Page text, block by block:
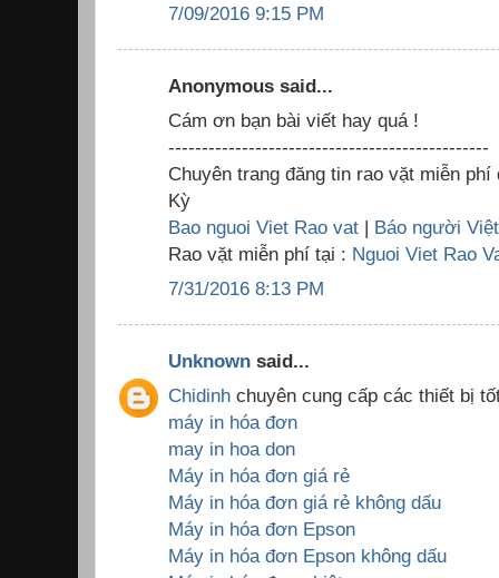
7/09/2016 9:15 PM
Anonymous said...
Cám ơn bạn bài viết hay quá !
------------------------------------------------
Chuyên trang đăng tin rao vặt miễn
Kỳ
Bao nguoi Viet Rao vat | Báo người
Rao vặt miễn phí tại : Nguoi Viet Rao
7/31/2016 8:13 PM
Unknown said...
Chidinh chuyên cung cấp các thiết bị
máy in hóa đơn
may in hoa don
Máy in hóa đơn giá rẻ
Máy in hóa đơn giá rẻ không dấu
Máy in hóa đơn Epson
Máy in hóa đơn Epson không dấu